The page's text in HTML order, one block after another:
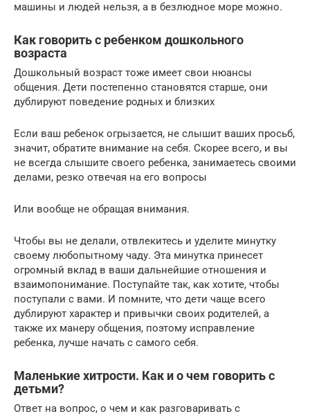
машины и людей нельзя, а в безлюдное море можно.
Как говорить с ребенком дошкольного
возраста
Дошкольный возраст тоже имеет свои нюансы
общения. Дети постепенно становятся старше, они
дублируют поведение родных и близких
Если ваш ребенок огрызается, не слышит ваших просьб,
значит, обратите внимание на себя. Скорее всего, и вы
не всегда слышите своего ребенка, занимаетесь своими
делами, резко отвечая на его вопросы
Или вообще не обращая внимания.
Чтобы вы не делали, отвлекитесь и уделите минутку
своему любопытному чаду. Эта минутка принесет
огромный вклад в ваши дальнейшие отношения и
взаимопонимание. Поступайте так, как хотите, чтобы
поступали с вами. И помните, что дети чаще всего
дублируют характер и привычки своих родителей, а
также их манеру общения, поэтому исправление
ребенка, лучше начать с самого себя.
Маленькие хитрости. Как и о чем говорить с
детьми?
Ответ на вопрос, о чем и как разговаривать с